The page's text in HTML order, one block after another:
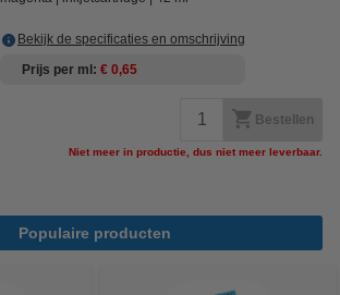
Bekijk de specificaties en omschrijving
Prijs per ml € 0,65
Bestellen
Niet meer in productie, dus niet meer leverbaar.
Populaire producten